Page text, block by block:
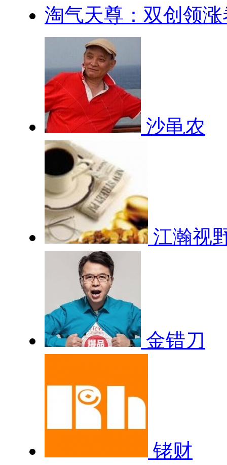
淘气天尊：双创领
沙黾农
江瀚视
金错刀
铑财